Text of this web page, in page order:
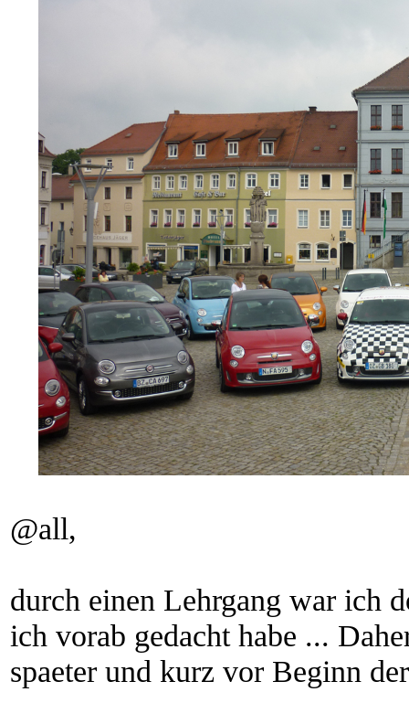
@all,
durch einen Lehrgang war ich
ich vorab gedacht habe ...
spaeter und kurz vor Beginn